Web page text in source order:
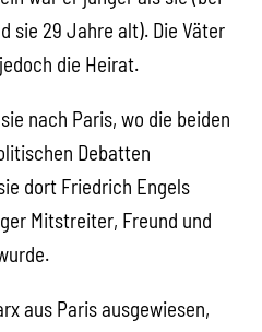
sie 29 Jahre alt). Die Väter
die Heirat.
nach Paris, wo die beiden
Debatten
dort Friedrich Engels
Mitstreiter, Freund und
aus Paris ausgewiesen,